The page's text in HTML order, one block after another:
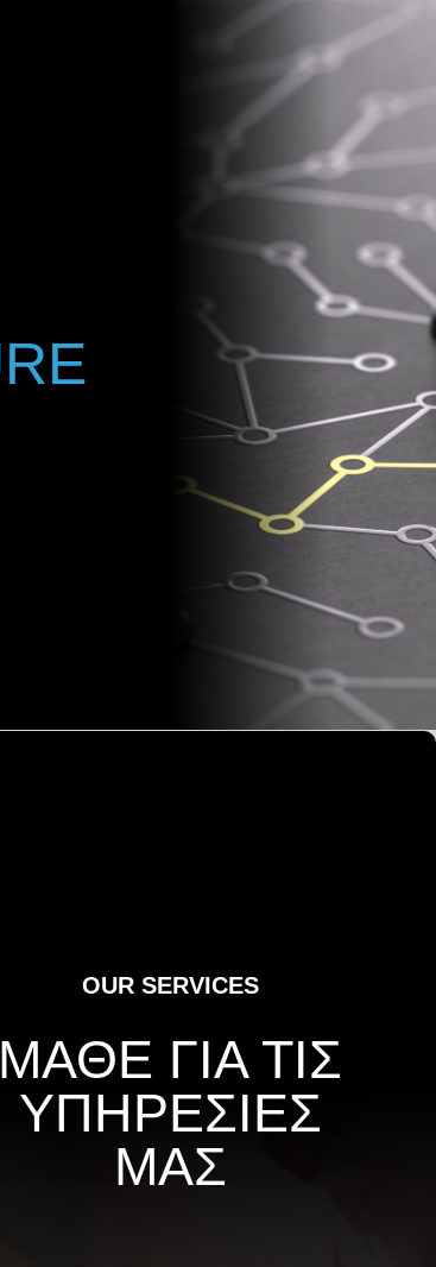
OUR SERVICES
ΜΑΘΕ ΓΙΑ ΤΙΣ
ΥΠΗΡΕΣΙΕΣ
ΜΑΣ